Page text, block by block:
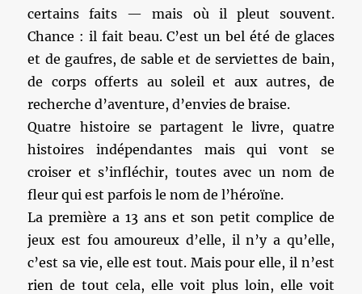
certains faits — mais où il pleut souvent.
Chance : il fait beau. C’est un bel été de glaces
et de gaufres, de sable et de serviettes de bain,
de corps offerts au soleil et aux autres, de
recherche d’aventure, d’envies de braise.
Quatre histoire se partagent le livre, quatre
histoires indépendantes mais qui vont se
croiser et s’infléchir, toutes avec un nom de
fleur qui est parfois le nom de l’héroïne.
La première a 13 ans et son petit complice de
jeux est fou amoureux d’elle, il n’y a qu’elle,
c’est sa vie, elle est tout. Mais pour elle, il n’est
rien de tout cela, elle voit plus loin, elle voit